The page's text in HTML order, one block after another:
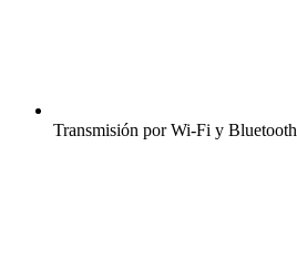
Transmisión por Wi-Fi y Bluetooth